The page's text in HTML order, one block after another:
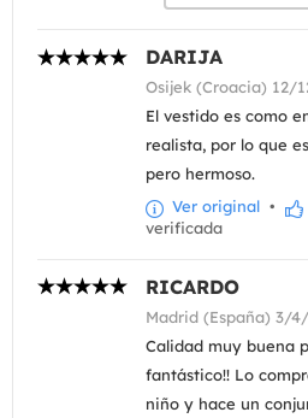
DARIJA
Osijek (Croacia) 12/
El vestido es como
realista, por lo que
pero hermoso.
Ver original •
verificada
RICARDO
Madrid (España) 3/
Calidad muy buena
fantástico!! Lo
niño y hace un